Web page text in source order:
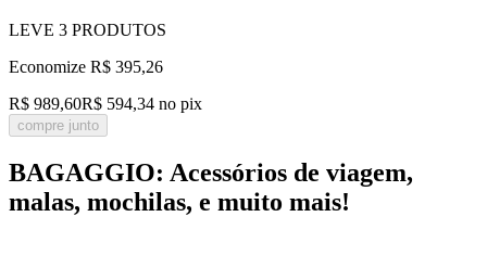
LEVE 3 PRODUTOS
Economize R$ 395,26
R$ 989,60R$ 594,34 no pix
compre junto
BAGAGGIO: Acessórios de viagem,
malas, mochilas, e muito mais!